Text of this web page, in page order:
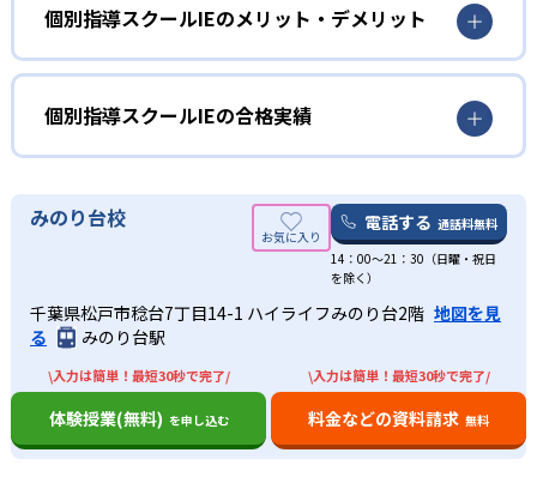
出典：個別指導スクールIE
01
自由な時間、科目を選び苦手科目を克服
自分の希望する時間や曜日を選択し、習い事と両立できる
ことが特徴の1つ。他の習い事があっても、学習時間を確保
意欲を高めて、勉強を習慣化したい人向け
小学生は、勉強の意欲を高めて、習慣化したい人に向いて
いる。診断テストを行うことで、生徒自身の勉強方法を確
立し、生徒のやる気を引き出すことが可能。また、学力診
断テストでは、自分の理解度も可視化されるので、小さな
子どもでも自分に何が足りないかがわかりやすい。
中学生
部活動と両立して、学校のテストで点数を上げたい
中学生では、部活動との両立を図り、コツコツ勉強して結
果を残したい人に向いている。スクールIEの最大の特徴と
して、自由に時間、曜日、科目、回数が選べるのが魅力。
部活動で忙しい生徒でも、自由に選択できるので、自分の
ライフスタイルに合った授業プランを立てられる。
また、高校受験を控えている子どもにも、個別指導スクー
個別指導スクールIEのメリット・デメリット
どんなメリットがある？
個別指導スクールIEの最大のメリットは、診断テストがあ
るところである。学力診断と個性診断で生徒自身のやる気
を引き出す。自分の性格を知り、どこが理解できていない
か可視化することで、勉強するための意欲を上げられる。
また、自由に時間や曜日、科目、回数を選べるのも魅力
的。習い事の両立を図れるので、自分のライフスタイルに
合わせられる。1:1、1:2の担任制なので、子どものわからな
い部分を講師の先生も熟知し指導してくれる環境が整って
いる。
遠方で通えない生徒には、オンラインでの受講も可能。近
くにスクールIEがなくても受講できるので、わざわざ足を
運ぶ必要がないのが良い点である。
どんなデメリットがある？
個別指導スクールIEの合格実績
合格実績は、各校舎によって違う。記載されている校舎も
あれば、記載されていない校舎もある。近くの校舎へ資料
ここでは、東京都にある東大和校の合格実績を記載する。
中学校の合格実績
- -
藤村女子中学校 -
みのり台校 電話する 通話料無料
14：00〜21：30（日曜・祝日
を除く）
千葉県松戸市稔台7丁目14-1 ハイライフみのり台2階 地図を見
る
みのり台駅
\入力は簡単！最短30秒で完了/
体験授業(無料) を申し込む
\入力は簡単！最短30秒で完了/
料金などの資料請求 無料